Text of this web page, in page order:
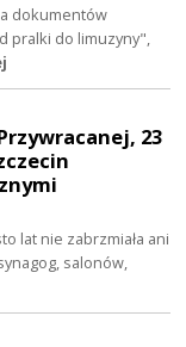
dokumentów
pralki do limuzyny",
23
lat nie zabrzmiała ani
salonów,